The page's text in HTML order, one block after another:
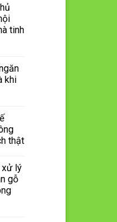
tinh
khi
thật
xử lý
gỗ